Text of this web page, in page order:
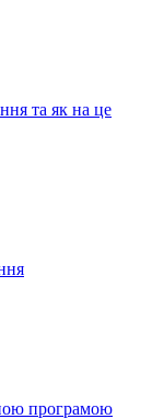
та як на це
програмою